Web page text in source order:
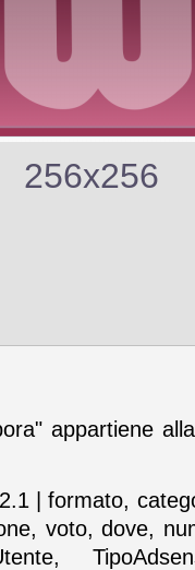
256x256
appartiene
| formato,
voto, dove,